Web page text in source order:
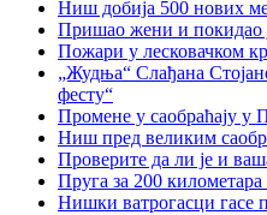
Ниш добија 500 нових
Пришао жени и покидао
Пожари у лесковачком
„Жудња“ Слађана
фесту“
Промене у саобраћају у
Ниш пред великим
Проверите да ли је и
Пруга за 200 километара
Нишки ватрогасци гасе